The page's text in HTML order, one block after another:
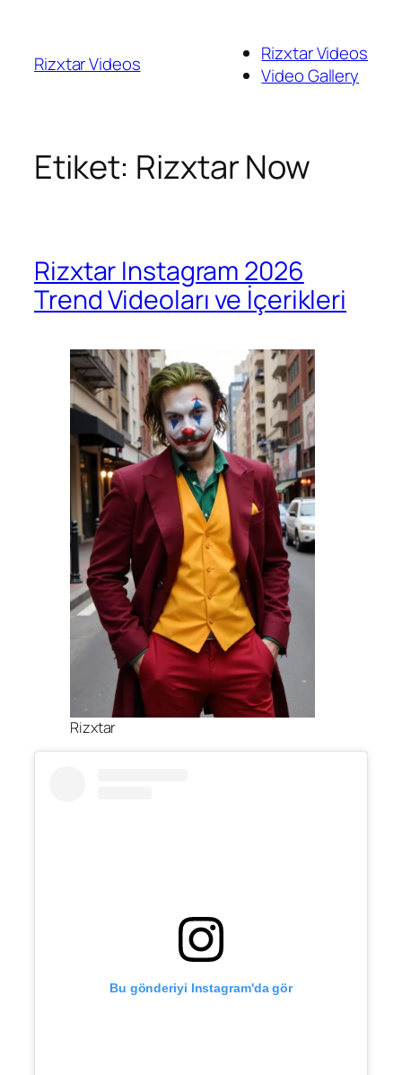
Rizxtar Videos
Rizxtar Videos
Video Gallery
Etiket: Rizxtar Now
Rizxtar Instagram 2026
Trend Videoları ve İçerikleri
Rizxtar
Bu gönderiyi Instagram'da gör